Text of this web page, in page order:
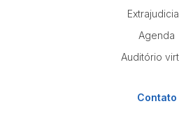
Agenda
Auditório
Contato